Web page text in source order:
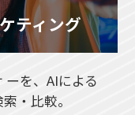
ティング
を、AIによる
・比較。